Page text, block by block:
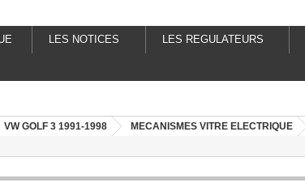
LES NOTICES LES REGULATEURS
VW GOLF 3 1991-1998 MECANISMES VITRE ELECTRIQUE